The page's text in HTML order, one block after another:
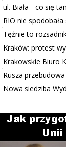
ul. Biała - co się
RIO nie
Tężnie to
Kraków: protest
Krakowskie Biuro
Rusza
Nowa siedziba